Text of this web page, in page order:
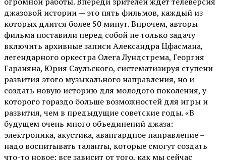
джазовой истории — это пять фильмов, каждый из
которых длится более 50 минут. Впрочем, авторы
фильма поставили перед собой не только задачу
включить архивные записи Александра Цфасмана,
легендарного оркестра Олега Лундстрема, Георгия
Гараняна, Юрия Саульского, систематизируя ступени
развития этого музыкального направления, но и
создать новую историю для молодого поколения, у
которого гораздо больше возможностей для игры и
развития, чем в предыдущие советские годы. «В
будущем очень много объединений джаза:
электроника, акустика, авангардное направление –
надо воспитывать таланты, которые смогут создать
что-то новое: все зависит от того, как мы сейчас